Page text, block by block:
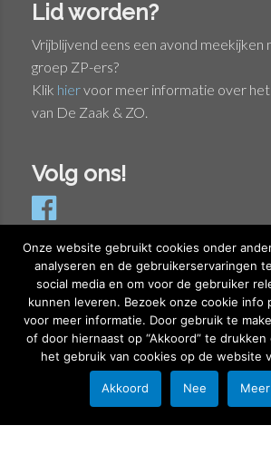
Lid worden?
Vrijblijvend eens een avond meekijken
groep ZP-ers?
Klik hiervoor meer informatie over
van De Zaak & ZO.
Volg ons!
Privacyverklaring
Cookieverklaring
© 2026 DeZaakEnZo
Onze website gebruikt cookies onder
analyseren en de gebruikerservaringen
social media en om voor de gebruiker
kunnen leveren. Bezoek onze cookie info
voor meer informatie. Door gebruik te
of door hiernaast op “Akkoord” te
het gebruik van cookies op de website
Akkoord Nee